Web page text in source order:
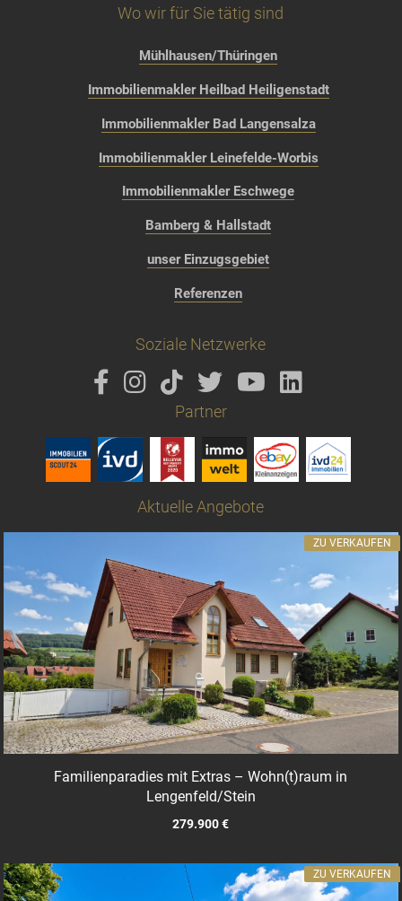
Wo wir für Sie tätig sind
Mühlhausen/Thüringen
Immobilienmakler Heilbad Heiligenstadt
Immobilienmakler Bad Langensalza
Immobilienmakler Leinefelde-Worbis
Immobilienmakler Eschwege
Bamberg & Hallstadt
unser Einzugsgebiet
Referenzen
Soziale Netzwerke
Partner
Aktuelle Angebote
Familienparadies mit Extras – Wohn(t)raum in
Lengenfeld/Stein
279.900 €
ZU VERKAUFEN
ZU VERKAUFEN